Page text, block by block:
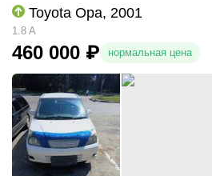
Toyota Opa, 2001
1.8 A
460 000 ₽ нормальная цена